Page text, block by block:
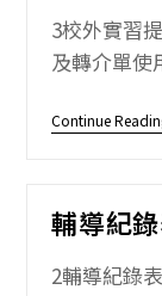
3校外實習
及轉介單使
Continue
輔導紀
2輔導紀錄